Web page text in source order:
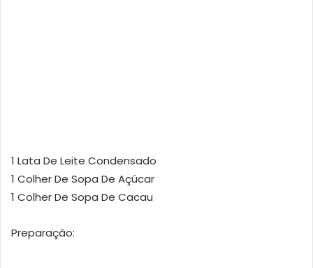
1 Lata De Leite Condensado
1 Colher De Sopa De Açúcar
1 Colher De Sopa De Cacau
Preparação: